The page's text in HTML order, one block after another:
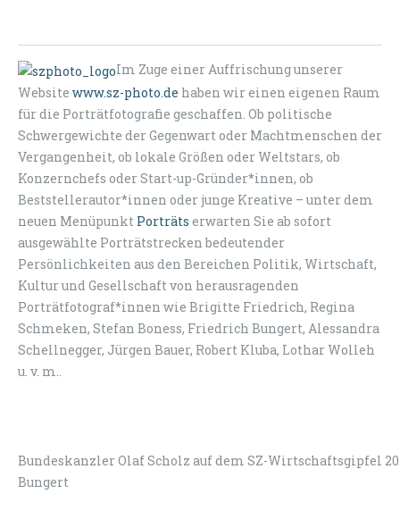
Im Zuge einer Auffrischung unserer
Website www.sz-photo.de haben wir einen eigenen Raum
für die Porträtfotografie geschaffen. Ob politische
Schwergewichte der Gegenwart oder Machtmenschen der
Vergangenheit, ob lokale Größen oder Weltstars, ob
Konzernchefs oder Start-up-Gründer*innen, ob
Beststellerautor*innen oder junge Kreative – unter dem
neuen Menüpunkt Porträts erwarten Sie ab sofort
ausgewählte Porträtstrecken bedeutender
Persönlichkeiten aus den Bereichen Politik, Wirtschaft,
Kultur und Gesellschaft von herausragenden
Porträtfotograf*innen wie Brigitte Friedrich, Regina
Schmeken, Stefan Boness, Friedrich Bungert, Alessandra
Schellnegger, Jürgen Bauer, Robert Kluba, Lothar Wolleh
u. v. m..
Bundeskanzler Olaf Scholz auf dem SZ-Wirtschaftsgipfel
Bungert